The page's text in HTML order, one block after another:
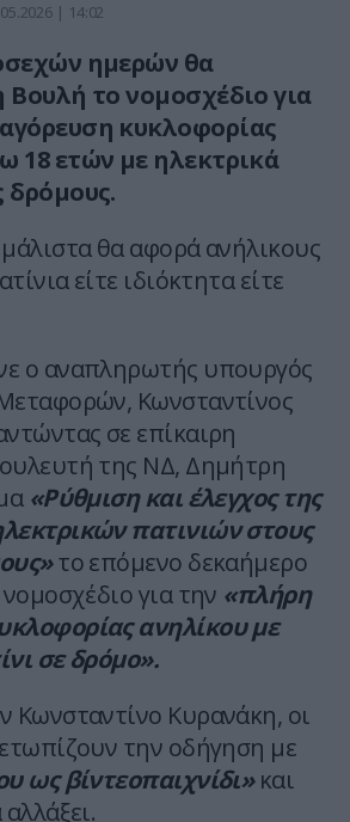
| 14:02
ημερών θα
Βουλή το νομοσχέδιο για
κυκλοφορίας
18 ετών με ηλεκτρικά
δρόμους.
θα αφορά ανήλικους
είτε ιδιόκτητα είτε
ο αναπληρωτής υπουργός
Κωνσταντίνος
σε επίκαιρη
της ΝΔ, Δημήτρη
«Ρύθμιση και έλεγχος της
πατινιών στους
το επόμενο δεκαήμερο
για την «πλήρη
ανηλίκου με
σε δρόμο».
Κωνσταντίνο Κυρανάκη, οι
την οδήγηση με
ως βίντεοπαιχνίδι» και